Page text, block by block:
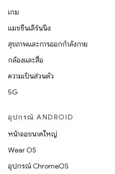
เกม
แมชชีนเลิร์นนิง
สุขภาพและการออกกำลังกาย
กล้องและสื่อ
ความเป็นส่วนตัว
5G
อุปกรณ์ ANDROID
หน้าจอขนาดใหญ่
Wear OS
อุปกรณ์ ChromeOS